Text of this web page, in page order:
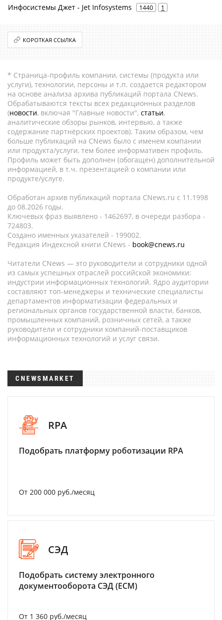
Инфосистемы Джет - Jet Infosystems 1440 1
КОРОТКАЯ ССЫЛКА
* Страница-профиль компании, системы (продукта или
услуги), технологии, персоны и т.п. создается редактором
на основе анализа архива публикаций портала CNews.
Обрабатываются тексты всех редакционных разделов
(новости, включая "Главные новости", статьи,
аналитические обзоры рынков, интервью, а также
содержание партнёрских проектов). Таким образом, чем
больше публикаций на CNews было с именем компании
или продукта/услуги, тем более информативен профиль.
Профиль может быть дополнен (обогащен) дополнительной
информацией, в т.ч. презентацией о компании или
продукте/услуге.
Обработан архив публикаций портала CNews.ru c 11.1998
до 08.2026 годы.
Ключевых фраз выявлено - 1462697, в очереди разбора -
724803.
Создано именных указателей - 199002.
Редакция Индексной книги CNews - book@cnews.ru
Читатели CNews — это руководители и сотрудники одной
из самых успешных отраслей российской экономики:
индустрии информационных технологий. Ядро аудитории
составляют топ-менеджеры и технические специалисты
департаментов информатизации федеральных и
региональных органов государственной власти, банков,
промышленных компаний, розничных сетей, а также
руководители и сотрудники компаний-поставщиков
информационных технологий и услуг связи.
CNEWSMARKET
RPA
Подобрать платформу роботизации RPA
От 200 000 руб./месяц
СЭД
Подобрать систему электронного
документооборота СЭД (ECM)
От 1 360 руб./месяц